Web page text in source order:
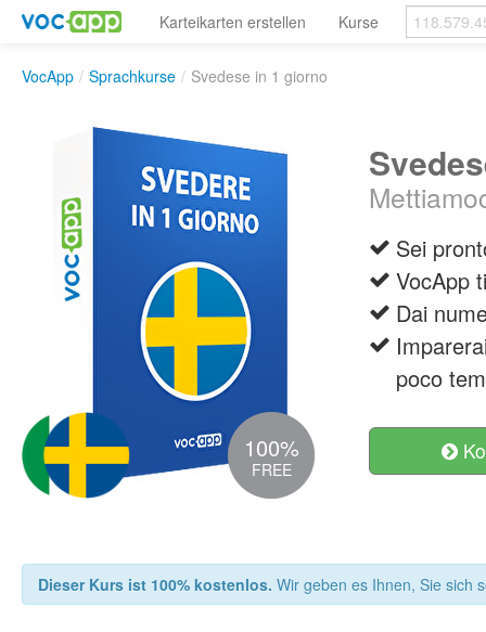
Karteikarten erstellen Kurse
VocApp / Sprachkurse / Svedese in 1 giorno
100%
FREE
Sei
VocApp
Dai
poco
Dieser Kurs ist 100% kostenlos. Wir geben es Ihnen, Sie sich